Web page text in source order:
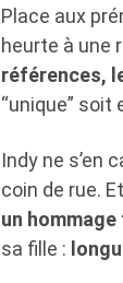
Place aux
heurte à une
références,
“unique” soit
Indy ne s’en
coin de rue.
un hommage
sa fille :